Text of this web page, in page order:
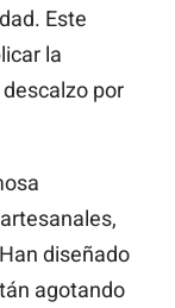
Este
la
por
diseñado
agotando